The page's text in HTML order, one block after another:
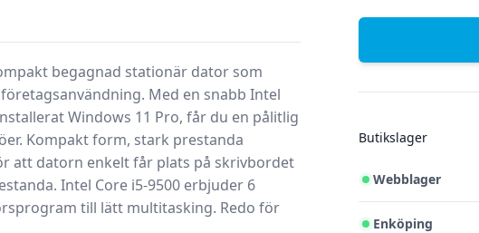
Butikslager
Webblager
Enköping
begagnad stationär dator som
Med en snabb Intel
Windows 11 Pro, får du en pålitlig
Kompakt form, stark prestanda
att datorn enkelt får plats på skrivbordet
Intel Core i5-9500 erbjuder 6
till lätt multitasking. Redo för